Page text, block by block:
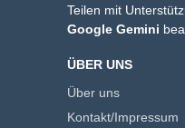
Teilen mit
Google Gemini
ÜBER UNS
Über uns
Kontakt/Impressum